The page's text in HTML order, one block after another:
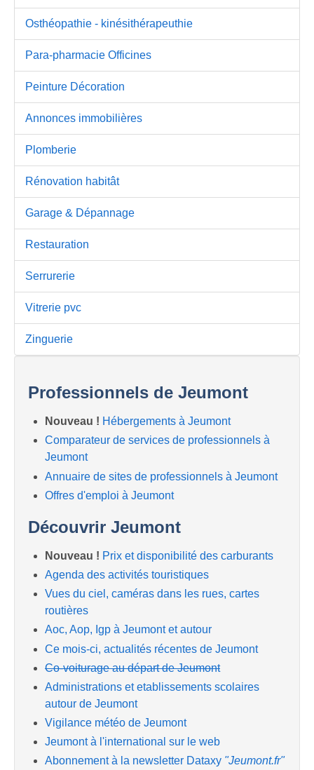
Osthéopathie - kinésithérapeuthie
Para-pharmacie Officines
Peinture Décoration
Annonces immobilières
Plomberie
Rénovation habitât
Garage & Dépannage
Restauration
Serrurerie
Vitrerie pvc
Zinguerie
Professionnels de Jeumont
Nouveau ! Hébergements à Jeumont
Comparateur de services de professionnels à
Jeumont
Annuaire de sites de professionnels à Jeumont
Offres d'emploi à Jeumont
Découvrir Jeumont
Nouveau ! Prix et disponibilité des carburants
Agenda des activités touristiques
Vues du ciel, caméras dans les rues, cartes
routières
Aoc, Aop, Igp à Jeumont et autour
Ce mois-ci, actualités récentes de Jeumont
Co-voiturage au départ de Jeumont
Administrations et etablissements scolaires
autour de Jeumont
Vigilance météo de Jeumont
Jeumont à l'international sur le web
Abonnement à la newsletter Dataxy "Jeumont.fr"